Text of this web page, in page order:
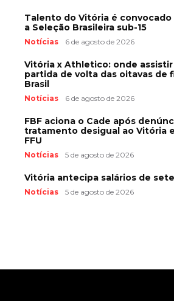
Talento do Vitória é
a Seleção Brasileira sub-15
Notícias 6 de agosto de 2026
Vitória x Athletico: onde assistir
partida de volta das oitavas de
Brasil
Notícias 6 de agosto de 2026
FBF aciona o Cade após
tratamento desigual ao Vitória
FFU
Notícias 5 de agosto de 2026
Vitória antecipa salários de
Notícias 5 de agosto de 2026